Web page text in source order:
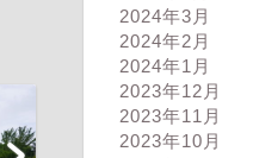
2024年3月
2024年2月
2024年1月
2023年12月
2023年11月
2023年10月